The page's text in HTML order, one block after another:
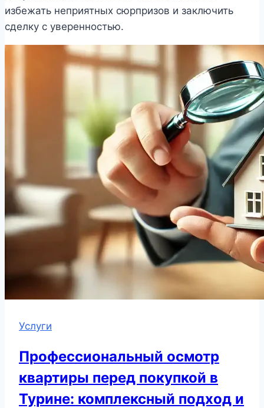
избежать неприятных сюрпризов и заключить
сделку с уверенностью.
Услуги
Профессиональный осмотр
квартиры перед покупкой в
Турине: комплексный подход и